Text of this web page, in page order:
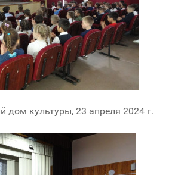
дом культуры, 23 апреля 2024 г.